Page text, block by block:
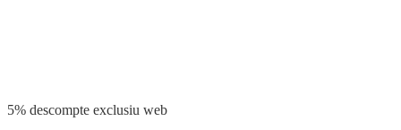
5% descompte exclusiu web